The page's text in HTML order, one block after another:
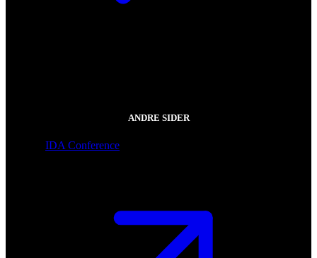
ANDRE SIDER
IDA Conference